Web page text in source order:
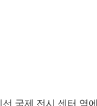
국제 전시 센터 역